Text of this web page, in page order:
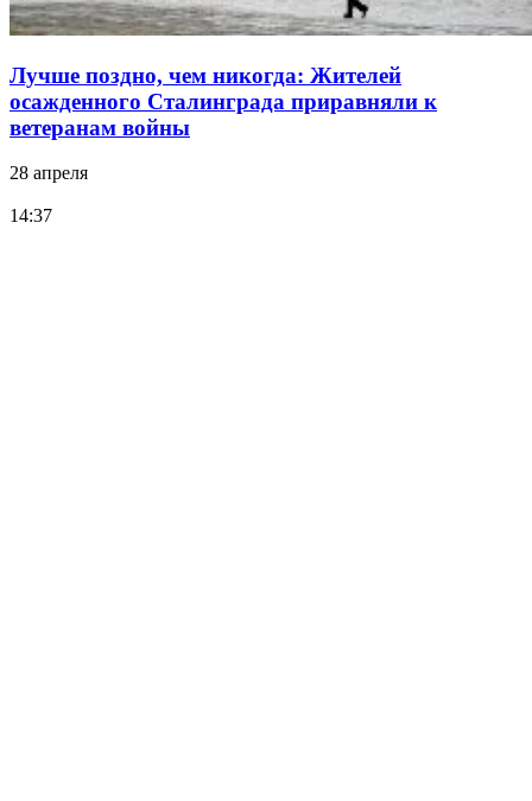
Лучше поздно, чем никогда: Жителей
осажденного Сталинграда приравняли к
ветеранам войны
28 апреля
14:37